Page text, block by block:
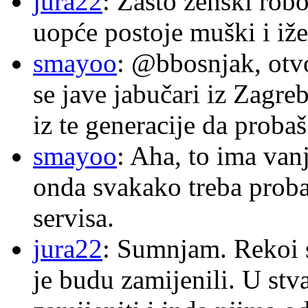
uopće postoje muški i
smayoo: @bbosnjak,
se jave jabučari iz
iz te generacije da
smayoo: Aha, to ima
onda svakako treba
servisa.
jura22: Sumnjam. Rekoi
je budu zamijenili. U